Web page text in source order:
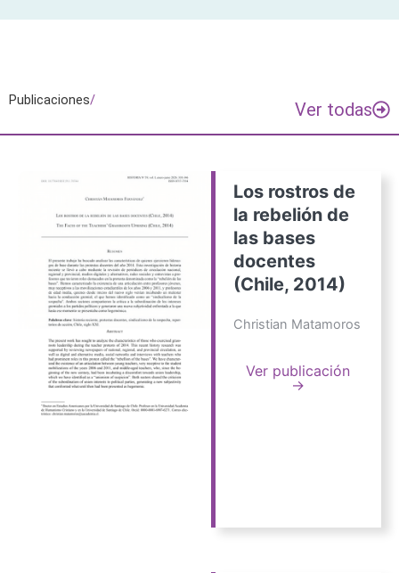
Publicaciones/ Ver todas
Los rostros de
la rebelión de
las bases
docentes
(Chile, 2014)
Christian Matamoros
Ver publicación
→